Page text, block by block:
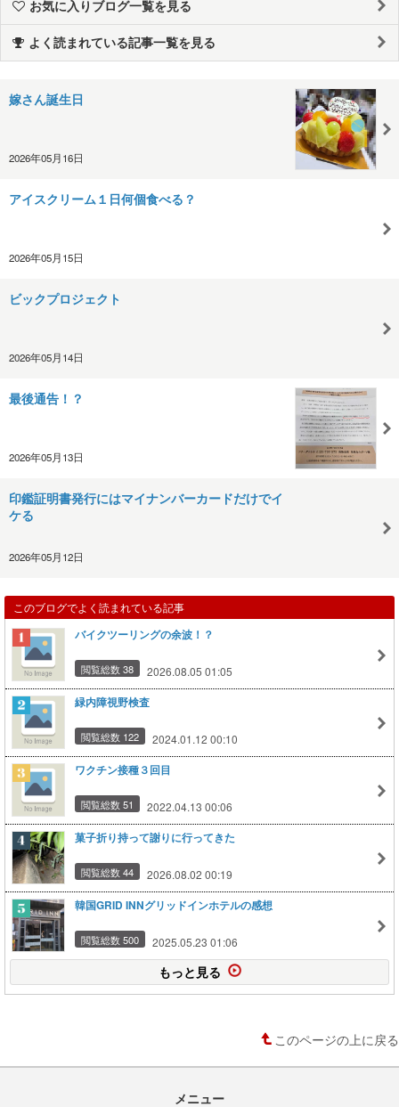
お気に入りブログ一覧を見る
よく読まれている記事一覧を見る
嫁さん誕生日
2026年05月16日
アイスクリーム１日何個食べる？
2026年05月15日
ビックプロジェクト
2026年05月14日
最後通告！？
2026年05月13日
印鑑証明書発行にはマイナンバーカードだけでイ
ケる
2026年05月12日
このブログでよく読まれている記事
バイクツーリングの余波！？
閲覧総数 38 2026.08.05 01:05
緑内障視野検査
閲覧総数 122 2024.01.12 00:10
ワクチン接種３回目
閲覧総数 51 2022.04.13 00:06
菓子折り持って謝りに行ってきた
閲覧総数 44 2026.08.02 00:19
韓国GRID INNグリッドインホテルの感想
閲覧総数 500 2025.05.23 01:06
もっと見る
このページの上に戻る
メニュー